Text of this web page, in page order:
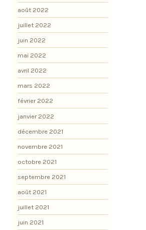
août 2022
juillet 2022
juin 2022
mai 2022
avril 2022
mars 2022
février 2022
janvier 2022
décembre 2021
novembre 2021
octobre 2021
septembre 2021
août 2021
juillet 2021
juin 2021